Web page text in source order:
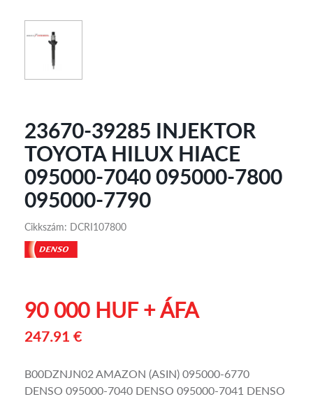
23670-39285 INJEKTOR
TOYOTA HILUX HIACE
095000-7040 095000-7800
095000-7790
Cikkszám: DCRI107800
90 000 HUF + ÁFA
247.91 €
B00DZNJN02 AMAZON (ASIN) 095000-6770
DENSO 095000-7040 DENSO 095000-7041 DENSO